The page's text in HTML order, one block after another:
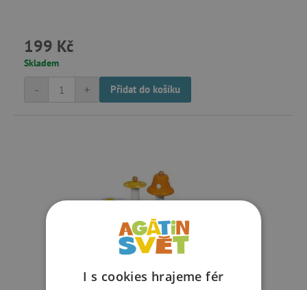
199 Kč
Skladem
+
- Přidat do košíku
I s cookies hrajeme fér